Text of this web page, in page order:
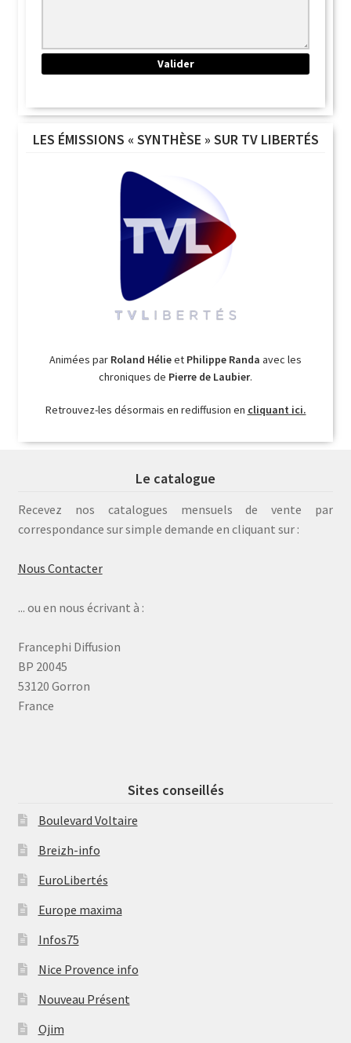
LES ÉMISSIONS « SYNTHÈSE » SUR TV LIBERTÉS
Animées par Roland Hélieet Philippe Randa avec les
chroniques de Pierre de Laubier.
Retrouvez-les désormais en rediffusion en cliquant ici.
Le catalogue
Recevez nos catalogues mensuels de vente par
correspondance sur simple demande en cliquant sur :
Nous Contacter
... ou en nous écrivant à :
Francephi Diffusion
BP 20045
53120 Gorron
France
Sites conseillés
Boulevard Voltaire
Breizh-info
EuroLibertés
Europe maxima
Infos75
Nice Provence info
Nouveau Présent
Ojim